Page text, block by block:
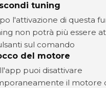
tuning
l'attivazione di questa
non potrà più essere
sul comando
del motore
puoi disattivare
il motore